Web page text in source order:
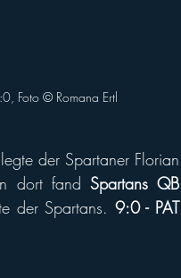
Foto © Romana Ertl
der Spartaner Florian
dort fand Spartans QB
der Spartans. 9:0 - PAT